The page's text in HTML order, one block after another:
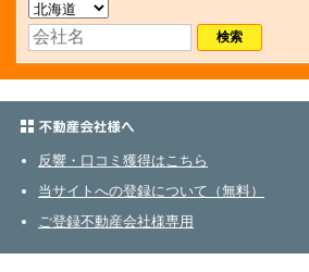
反響・口コミ獲得はこちら
当サイトへの登録について（無料）
ご登録不動産会社様専用